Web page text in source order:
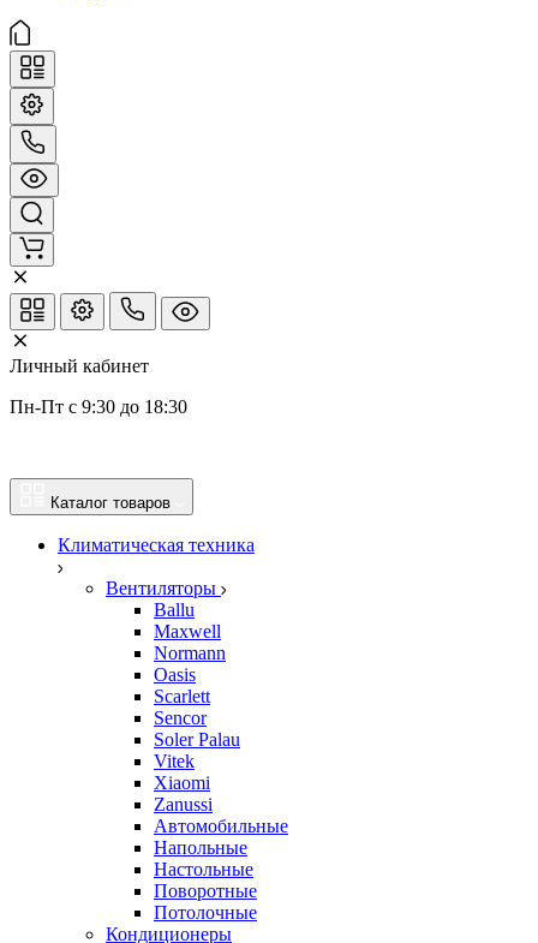
Личный кабинет
Пн-Пт с 9:30 до 18:30
Каталог товаров
Климатическая техника
Вентиляторы
Ballu
Maxwell
Normann
Oasis
Scarlett
Sencor
Soler Palau
Vitek
Xiaomi
Zanussi
Автомобильные
Напольные
Настольные
Поворотные
Потолочные
Кондиционеры